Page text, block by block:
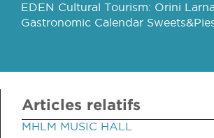
EDEN Cultural Tourism: Orini
Gastronomic Calendar
Articles relatifs
MHLM MUSIC HALL